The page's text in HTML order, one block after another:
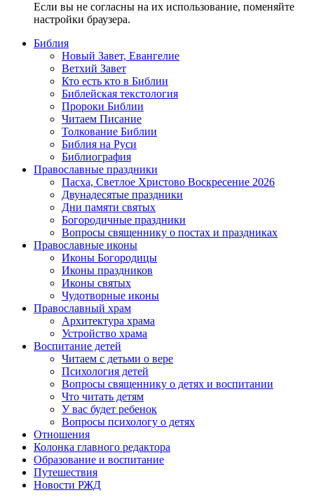
Если вы не согласны на их использование, поменяйте
настройки браузера.
Библия
Новый Завет, Евангелие
Ветхий Завет
Кто есть кто в Библии
Библейская текстология
Пророки Библии
Читаем Писание
Толкование Библии
Библия на Руси
Библиография
Православные праздники
Пасха, Светлое Христово Воскресение 2026
Двунадесятые праздники
Дни памяти святых
Богородичные праздники
Вопросы священнику о постах и праздниках
Православные иконы
Иконы Богородицы
Иконы праздников
Иконы святых
Чудотворные иконы
Православный храм
Архитектура храма
Устройство храма
Воспитание детей
Читаем с детьми о вере
Психология детей
Вопросы священнику о детях и воспитании
Что читать детям
У вас будет ребенок
Вопросы психологу о детях
Отношения
Колонка главного редактора
Образование и воспитание
Путешествия
Новости РЖД